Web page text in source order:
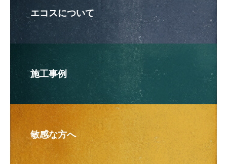
エコスについて
施工事例
敏感な方へ